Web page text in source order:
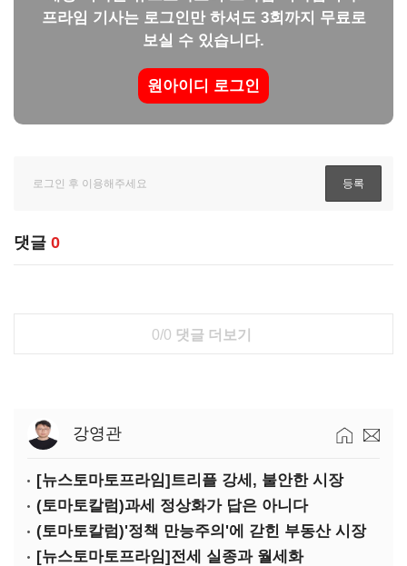
프라임 기사는 로그인만 하셔도 3회까지 무료로
보실 수 있습니다.
원아이디 로그인
댓글 0
0/0 댓글 더보기
강영관
[뉴스토마토프라임]트리플 강세, 불안한 시장
(토마토칼럼)과세 정상화가 답은 아니다
(토마토칼럼)'정책 만능주의'에 갇힌 부동산 시장
[뉴스토마토프라임]전세 실종과 월세화